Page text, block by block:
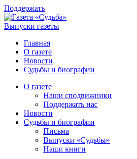
Поддержать
Выпуски газеты
Главная
О газете
Новости
Судьбы и биографии
О газете
Наши сподвижники
Поддержать нас
Новости
Судьбы и биографии
Письма
Выпуски «Судьбы»
Наши книги